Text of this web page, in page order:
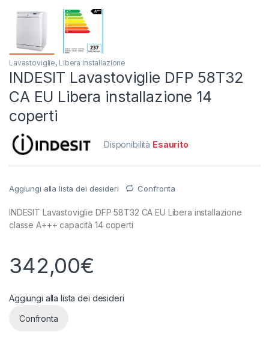
Lavastoviglie, Libera Installazione
INDESIT Lavastoviglie DFP 58T32
CA EU Libera installazione 14
coperti
Disponibilità Esaurito
Aggiungi alla lista dei desideri Confronta
INDESIT Lavastoviglie DFP 58T32 CA EU Libera installazione
classe A+++ capacità 14 coperti
342,00€
Aggiungi alla lista dei desideri
Confronta